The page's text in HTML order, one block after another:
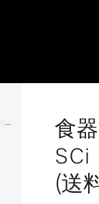
食器洗い機 G 5644 SCi（
食
SCi
(送